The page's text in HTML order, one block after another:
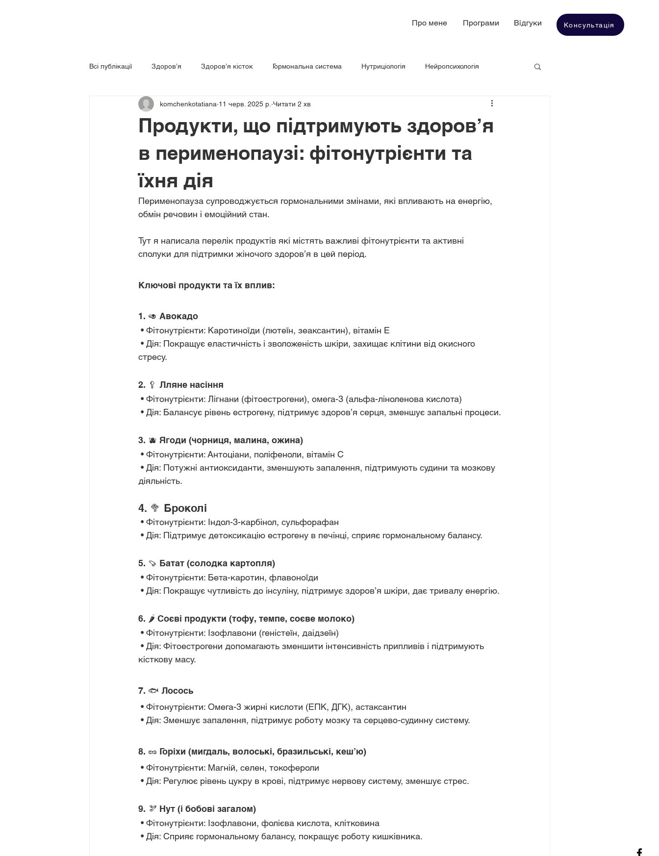
Про мене Програми Відгуки Консультація
Всі публікації Здоров’я Здоров’я кісток Гормональна система Нутриціологія Нейропсихологія
Функціональна медицина Харчування Пептиди
Продукти, що підтримують здоров’я
в перименопаузі: фітонутрієнти та
їхня дія
komchenkotatiana 11 черв. 2025 р. Читати 2 хв
Перименопауза супроводжується гормональними змінами, які впливають на енергію,
обмін речовин і емоційний стан.
Тут я написала перелік продуктів які містять важливі фітонутрієнти та активні
сполуки для підтримки жіночого здоров’я в цей період.
Ключові продукти та їх вплив:
1. 🥑 Авокадо
• Фітонутрієнти: Каротиноїди (лютеїн, зеаксантин), вітамін Е
стресу.
2. 🥄 Лляне насіння
• Фітонутрієнти: Лігнани (фітоестрогени), омега-3 (альфа-ліноленова кислота)
• Дія: Балансує рівень естрогену, підтримує здоров’я серця, зменшує запальні процеси.
3. 🫐 Ягоди (чорниця, малина, ожина)
• Фітонутрієнти: Антоціани, поліфеноли, вітамін С
діяльність.
4. 🥦 Броколі
• Фітонутрієнти: Індол-3-карбінол, сульфорафан
• Дія: Підтримує детоксикацію естрогену в печінці, сприяє гормональному балансу.
5. 🍠 Батат (солодка картопля)
• Фітонутрієнти: Бета-каротин, флавоноїди
• Дія: Покращує чутливість до інсуліну, підтримує здоров’я шкіри, дає тривалу енергію.
6. 🌶 Соєві продукти (тофу, темпе, соєве молоко)
• Фітонутрієнти: Ізофлавони (геністеїн, даідзеїн)
кісткову масу.
7. 🐟 Лосось
• Фітонутрієнти: Омега-3 жирні кислоти (ЕПК, ДГК), астаксантин
• Дія: Зменшує запалення, підтримує роботу мозку та серцево-судинну систему.
8. 🥜 Горіхи (мигдаль, волоські, бразильські, кеш’ю)
• Фітонутрієнти: Магній, селен, токофероли
• Дія: Регулює рівень цукру в крові, підтримує нервову систему, зменшує стрес.
9. 🫘 Нут (і бобові загалом)
• Фітонутрієнти: Ізофлавони, фолієва кислота, клітковина
• Дія: Сприяє гормональному балансу, покращує роботу кишківника.